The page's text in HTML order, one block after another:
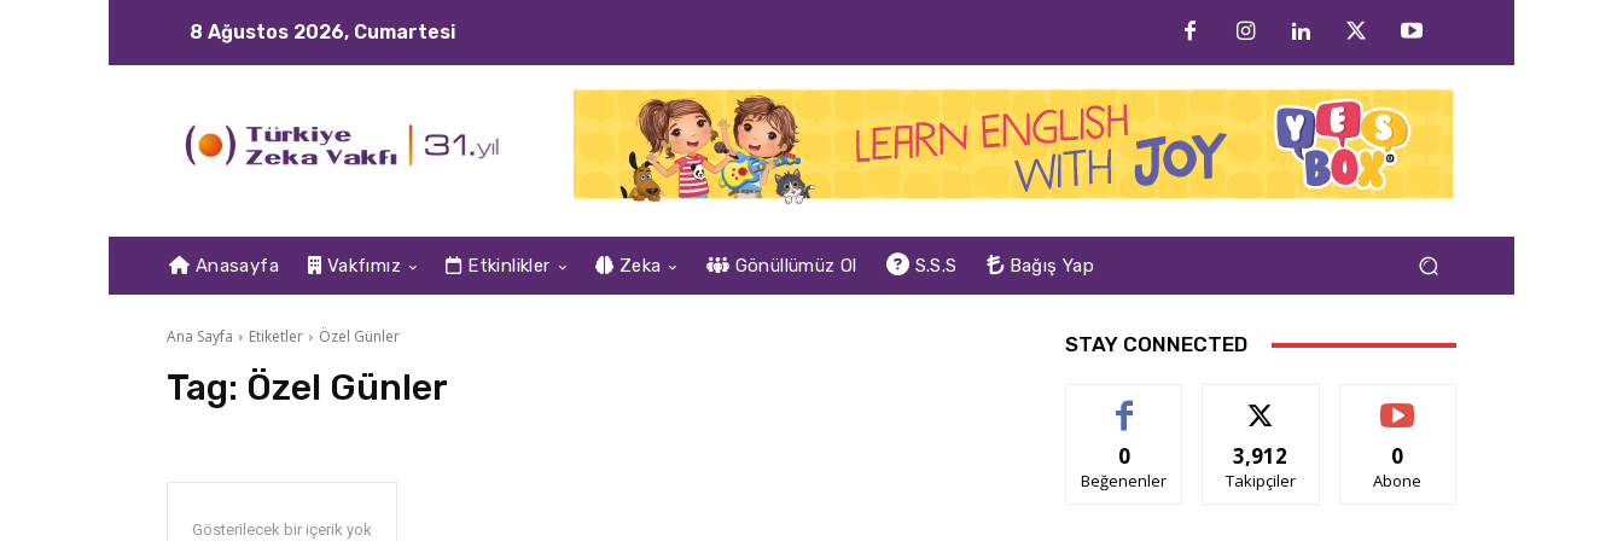
8 Ağustos 2026, Cumartesi
Anasayfa Vakfımız Etkinlikler Zeka Gönüllümüz Ol S.S.S Bağış Yap
Ana Sayfa Etiketler Özel Günler
Tag: Özel Günler
Gösterilecek bir içerik yok
STAY CONNECTED
0
Beğenenler
3,912
Takipçiler
0
Abone